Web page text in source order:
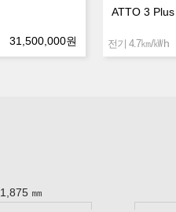
31,500,000원
ATTO 3 Plus
전기 4.7㎞/㎾h
1,875 ㎜